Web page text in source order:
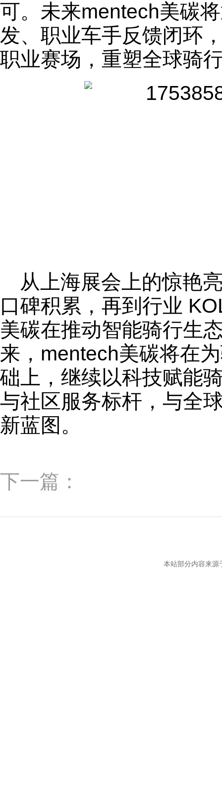
可。未来mentech美碳
发、职业车手反馈闭环
职业赛场，重塑全球骑
从上海展会上的惊艳
口碑积累，再到行业
美碳在推动智能骑行生
来，mentech美碳将在
础上，继续以科技赋能
与社区服务标杆，与全
新蓝图。
下一篇：
本站部分内容来源